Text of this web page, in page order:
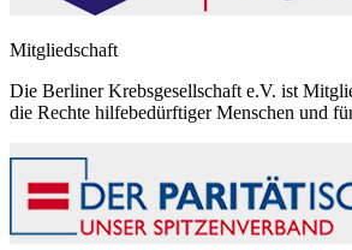
Mitgliedschaft
Die Berliner Krebsgesellschaft e.V. ist
die Rechte hilfebedürftiger Menschen und